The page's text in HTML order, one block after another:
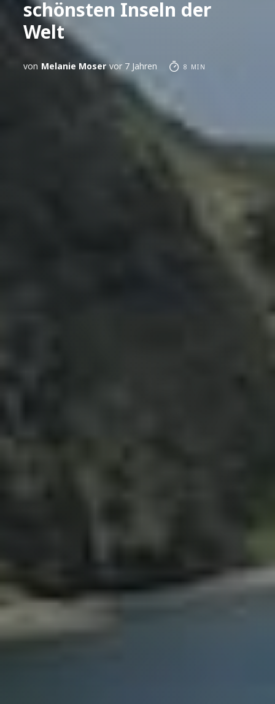
schönsten Inseln der
Welt
von Melanie Moser vor 7 Jahren 8 MIN